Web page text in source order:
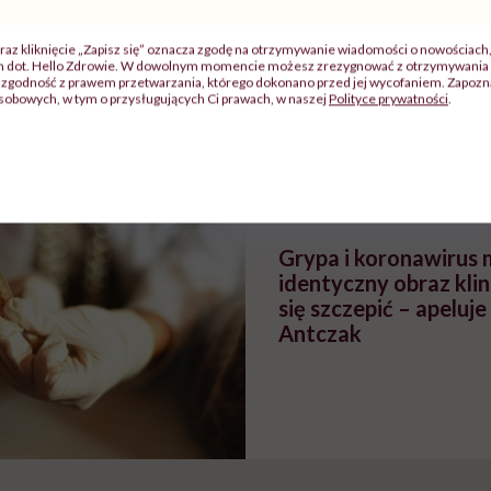
"Jestem w ciąży, co mi się
należy?". Headhunter o
zmianie pokoleniowej u
Wkrótce nowa
Instrukcja". Tym
atakach paniki.
warsztat
Grypa i koronawirus
identyczny obraz
się szczepić –
Antczak
kliknięcie „Zapisz się” oznacza zgodę na otrzymywanie wiadomości o
dot. Hello Zdrowie. W dowolnym momencie możesz zrezygnować z
zgodność z prawem przetwarzania, którego dokonano przed jej wycofaniem.
w tym o przysługujących Ci prawach, w naszejPolityce prywatności.